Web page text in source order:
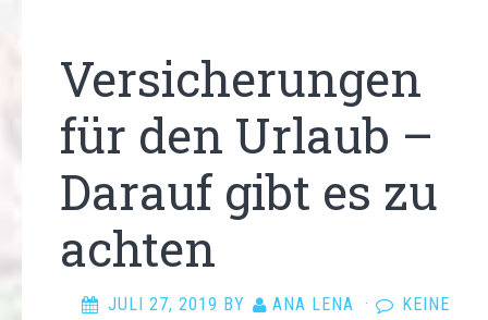
Versicherungen
für den Urlaub –
Darauf gibt es zu
achten
JULI 27, 2019 BY ANA LENA ·
KEINE